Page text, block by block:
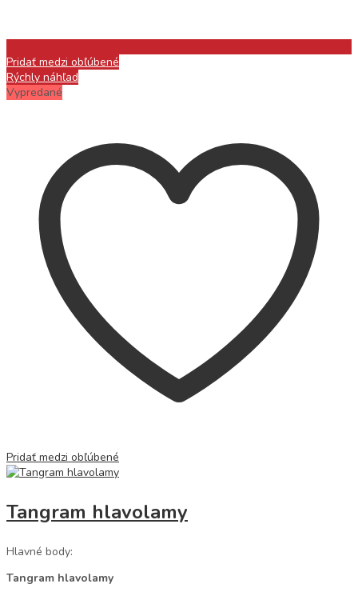
Pridať medzi obľúbené
Rýchly náhľad
Vypredané
Pridať medzi obľúbené
Tangram hlavolamy
Hlavné body:
Tangram hlavolamy